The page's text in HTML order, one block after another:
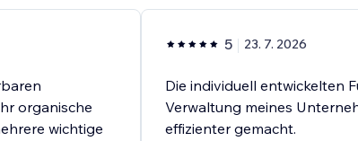
organische
wichtige
5 23. 7. 2026
Die individuell entwickelten
Verwaltung meines
effizienter gemacht.